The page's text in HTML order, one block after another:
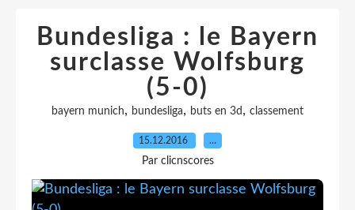
Bundesliga : le Bayern
surclasse Wolfsburg
(5-0)
bayern munich, bundesliga, buts en 3d , classement
15.12.2016 …
Par clicnscores